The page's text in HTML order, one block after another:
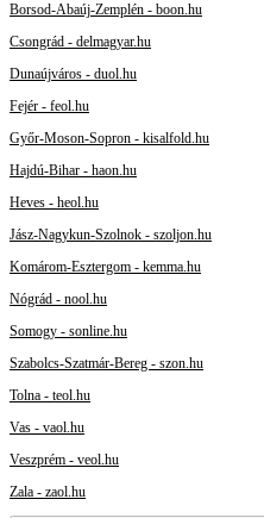
Borsod-Abaúj-Zemplén - boon.hu
Csongrád - delmagyar.hu
Dunaújváros - duol.hu
Fejér - feol.hu
Győr-Moson-Sopron - kisalfold.hu
Hajdú-Bihar - haon.hu
Heves - heol.hu
Jász-Nagykun-Szolnok - szoljon.hu
Komárom-Esztergom - kemma.hu
Nógrád - nool.hu
Somogy - sonline.hu
Szabolcs-Szatmár-Bereg - szon.hu
Tolna - teol.hu
Vas - vaol.hu
Veszprém - veol.hu
Zala - zaol.hu